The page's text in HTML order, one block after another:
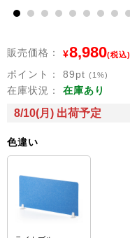
販売価格： ¥8,980(税込)
ポイント： 89pt (1%)
在庫状況： 在庫あり
8/10(月) 出荷予定
色違い